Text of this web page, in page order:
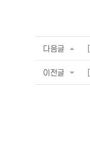
다음글
이전글